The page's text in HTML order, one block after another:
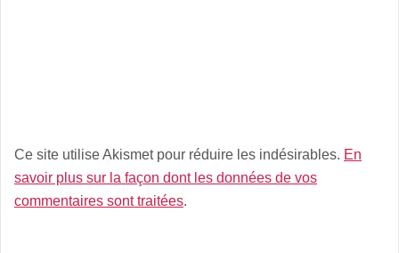
Ce site utilise Akismet pour réduire les indésirables. En
savoir plus sur la façon dont les données de vos
commentaires sont traitées.